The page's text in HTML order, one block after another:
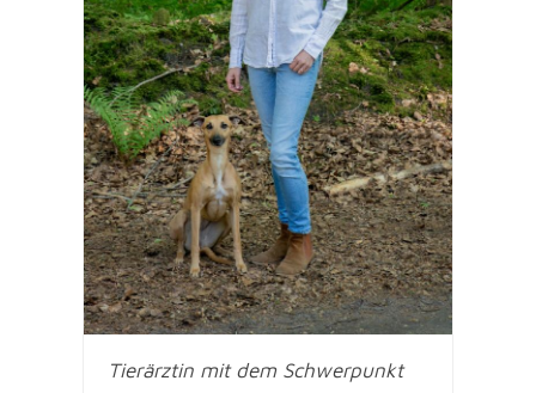
Tierärztin mit dem Schwerpunkt